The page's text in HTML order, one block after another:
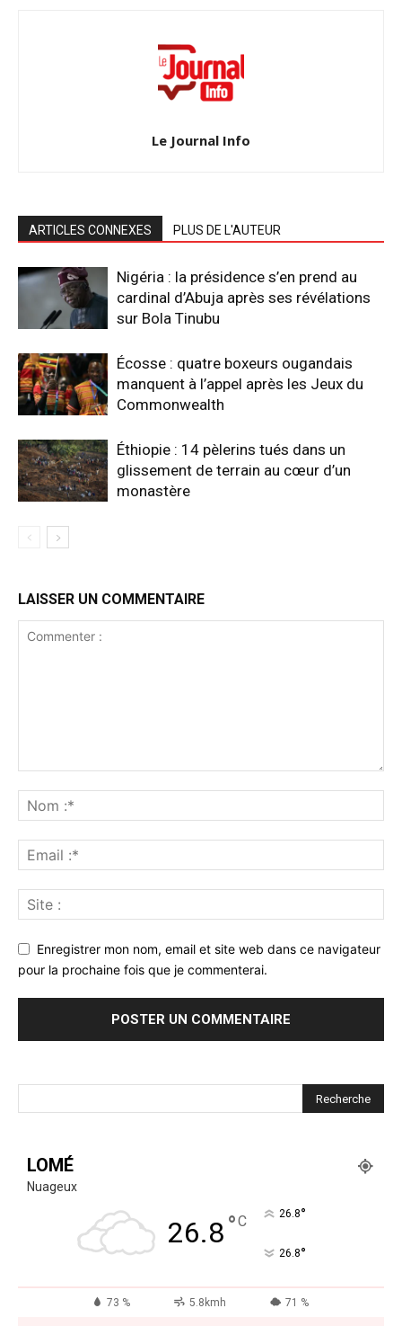
Le Journal Info
ARTICLES CONNEXES PLUS DE L'AUTEUR
Nigéria : la présidence s’en prend au
cardinal d’Abuja après ses révélations
sur Bola Tinubu
Écosse : quatre boxeurs ougandais
manquent à l’appel après les Jeux du
Commonwealth
Éthiopie : 14 pèlerins tués dans un
glissement de terrain au cœur d’un
monastère
LAISSER UN COMMENTAIRE
Enregistrer mon nom, email et site web dans ce navigateur
pour la prochaine fois que je commenterai.
LOMÉ
Nuageux
26.8°C 26.8°
26.8°
73 % 5.8kmh 71 %